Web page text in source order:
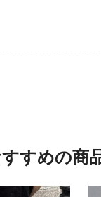
すめの商品